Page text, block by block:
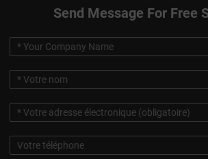
Send Message For Free